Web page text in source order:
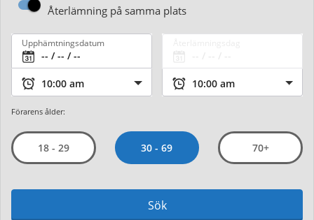
Återlämning på samma plats
Upphämtningsdatum
Förarens ålder:
18 - 29 30 - 69 70+
Sök